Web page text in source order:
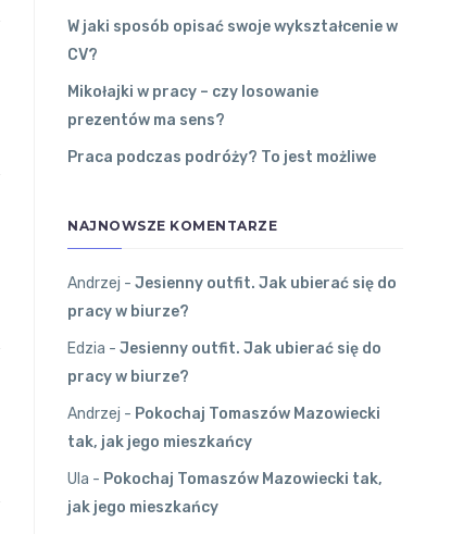
W jaki sposób opisać swoje wykształcenie w
CV?
Mikołajki w pracy – czy losowanie
prezentów ma sens?
Praca podczas podróży? To jest możliwe
NAJNOWSZE KOMENTARZE
Andrzej -Jesienny outfit. Jak ubierać się do
pracy w biurze?
Edzia -Jesienny outfit. Jak ubierać się do
pracy w biurze?
Andrzej - Pokochaj Tomaszów Mazowiecki
tak, jak jego mieszkańcy
Ula - Pokochaj Tomaszów Mazowiecki tak,
jak jego mieszkańcy